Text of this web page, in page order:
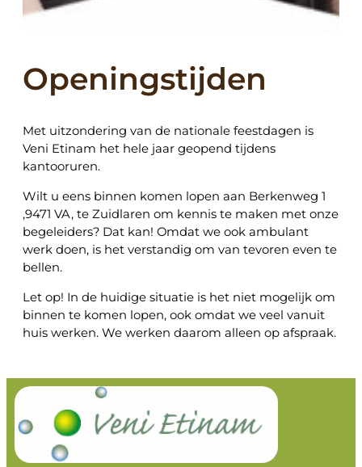
Openingstijden
Met uitzondering van de nationale feestdagen is
Veni Etinam het hele jaar geopend tijdens
kantooruren.
Wilt u eens binnen komen lopen aan Berkenweg 1
,9471 VA, te Zuidlaren om kennis te maken met onze
begeleiders? Dat kan! Omdat we ook ambulant
werk doen, is het verstandig om van tevoren even te
bellen.
Let op! In de huidige situatie is het niet mogelijk om
binnen te komen lopen, ook omdat we veel vanuit
huis werken. We werken daarom alleen op afspraak.